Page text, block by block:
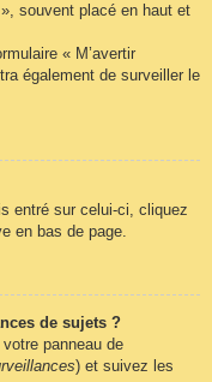
souvent placé en haut et
« M’avertir
également de surveiller le
entré sur celui-ci, cliquez
en bas de page.
de sujets ?
panneau de
) et suivez les